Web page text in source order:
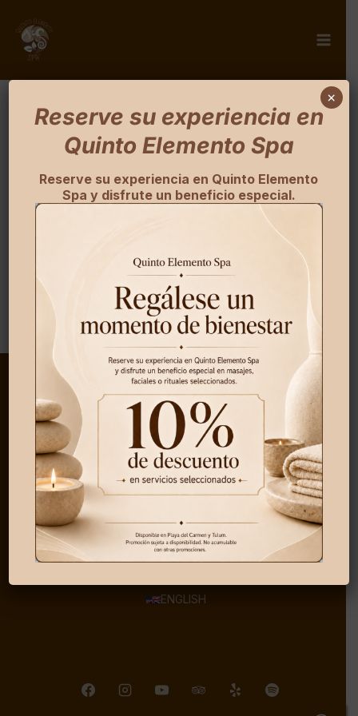
Carrito
Tu carrito está vacío.
Volver a la tienda
NUESTRA HISTORIA
CONTACTO
TERMINOS Y CONDICIONES
ENGLISH
Reserve su experiencia en
Quinto Elemento Spa
Reserve su experiencia en Quinto Elemento
Spa y disfrute un beneficio especial.
×